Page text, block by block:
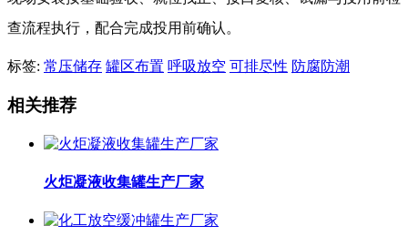
查流程执行，配合完成投用前确认。
标签: 常压储存 罐区布置 呼吸放空 可排尽性 防腐防潮
相关推荐
火炬凝液收集罐生产厂家